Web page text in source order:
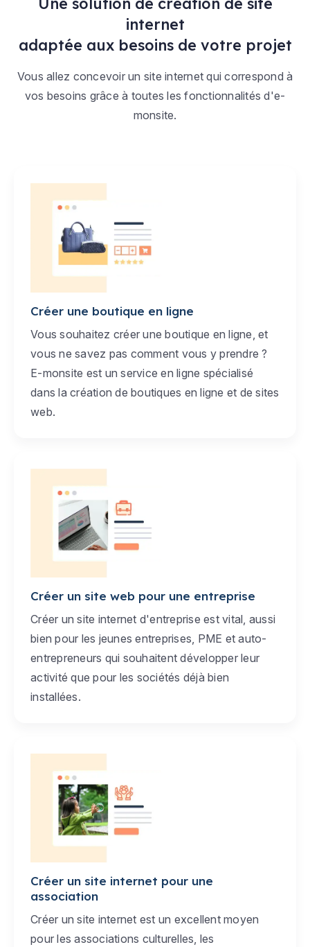
internet
adaptée aux besoins de votre projet
Vous allez concevoir un site internet qui correspond à
vos besoins grâce à toutes les fonctionnalités d'e-
monsite.
Créer une boutique en ligne
Vous souhaitez créer une boutique en ligne, et
vous ne savez pas comment vous y prendre ?
E-monsite est un service en ligne spécialisé
dans la création de boutiques en ligne et de sites
web.
Créer un site web pour une entreprise
Créer un site internet d'entreprise est vital, aussi
bien pour les jeunes entreprises, PME et auto-
entrepreneurs qui souhaitent développer leur
activité que pour les sociétés déjà bien
installées.
Créer un site internet pour une
association
Créer un site internet est un excellent moyen
pour les associations culturelles, les